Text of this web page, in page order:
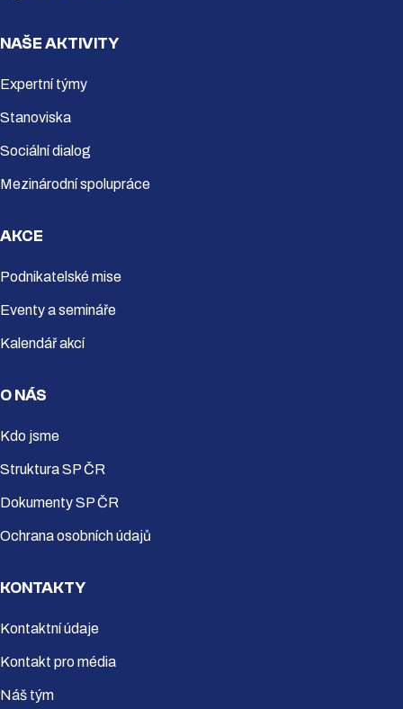
NAŠE AKTIVITY
Expertní týmy
Stanoviska
Sociální dialog
Mezinárodní spolupráce
AKCE
Podnikatelské mise
Eventy a semináře
Kalendář akcí
O NÁS
Kdo jsme
Struktura SP ČR
Dokumenty SP ČR
Ochrana osobních údajů
KONTAKTY
Kontaktní údaje
Kontakt pro média
Náš tým